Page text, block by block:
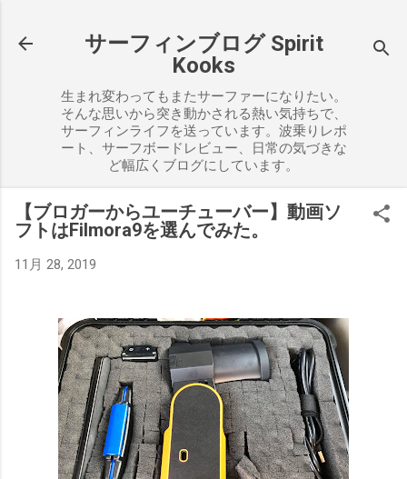
サーフィンブログ Spirit
Kooks
生まれ変わってもまたサーファーになりたい。
そんな思いから突き動かされる熱い気持ちで、
サーフィンライフを送っています。波乗りレポ
ート、サーフボードレビュー、日常の気づきな
ど幅広くブログにしています。
【ブロガーからユーチューバー】動画ソ
フトはFilmora9を選んでみた。
11月 28, 2019